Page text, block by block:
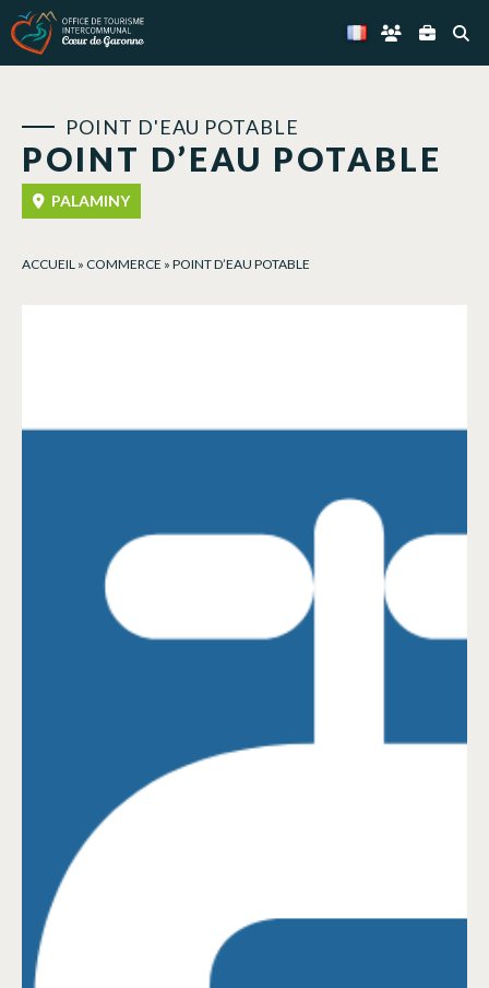
POINT D’EAU POTABLE
POINT D'EAU POTABLE
PALAMINY
ACCUEIL » COMMERCE » POINT D’EAU POTABLE
Panneau de gestion des cookies